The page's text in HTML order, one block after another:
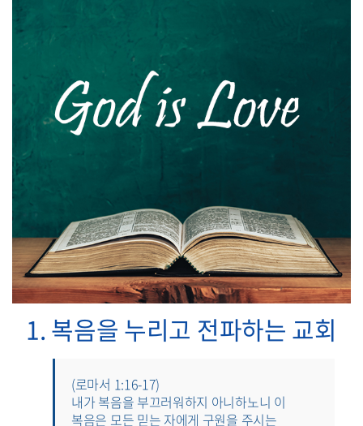
1. 복음을 누리고 전파하는 교회
(로마서 1:16-17)
내가 복음을 부끄러워하지 아니하노니 이
복음은 모든 믿는 자에게 구원을 주시는